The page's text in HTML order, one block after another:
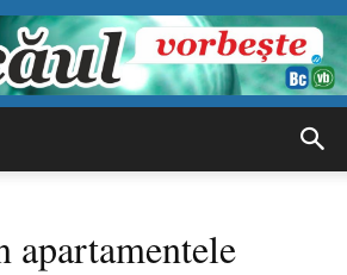
vorbește
apartamentele